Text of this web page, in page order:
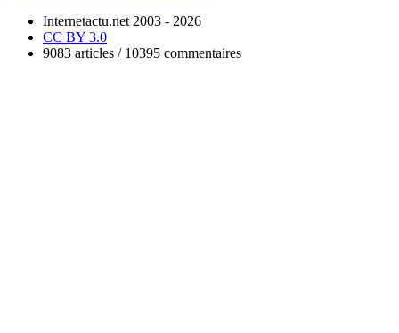
Internetactu.net 2003 - 2026
CC BY 3.0
9083 articles / 10395 commentaires